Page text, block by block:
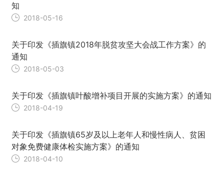
知
2018-05-16
关于印发《插旗镇2018年脱贫攻坚大会战工作方案》的
通知
2018-05-03
关于印发《插旗镇叶酸增补项目开展的实施方案》的通知
2018-04-19
关于印发《插旗镇65岁及以上老年人和慢性病人、贫困
对象免费健康体检实施方案》的通知
2018-04-10